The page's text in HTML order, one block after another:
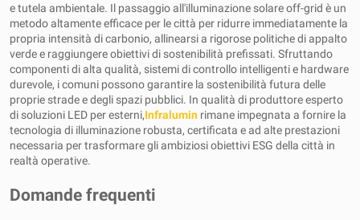
e tutela ambientale. Il passaggio all'illuminazione solare off-grid è un
metodo altamente efficace per le città per ridurre immediatamente la
propria intensità di carbonio, allinearsi a rigorose politiche di appalto
verde e raggiungere obiettivi di sostenibilità prefissati. Sfruttando
componenti di alta qualità, sistemi di controllo intelligenti e hardware
durevole, i comuni possono garantire la sostenibilità futura delle
proprie strade e degli spazi pubblici. In qualità di produttore esperto
di soluzioni LED per esterni,Infralumin rimane impegnata a fornire la
tecnologia di illuminazione robusta, certificata e ad alte prestazioni
necessaria per trasformare gli ambiziosi obiettivi ESG della città in
realtà operative.
Domande frequenti